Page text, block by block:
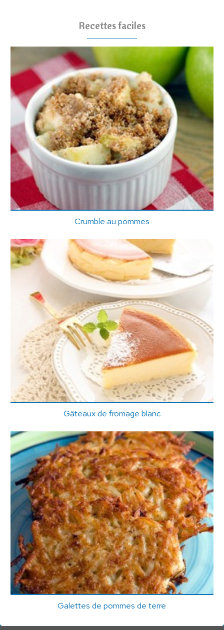
Recettes faciles
Crumble au pommes
Gâteaux de fromage blanc
Galettes de pommes de terre